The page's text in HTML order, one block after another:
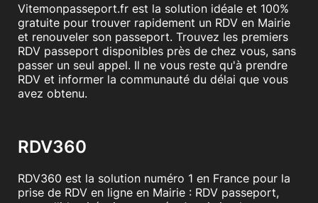
Vitemonpasseport.fr est la solution idéale et 100%
gratuite pour trouver rapidement un RDV en Mairie
et renouveler son passeport. Trouvez les premiers
RDV passeport disponibles près de chez vous, sans
passer un seul appel. Il ne vous reste qu'à prendre
RDV et informer la communauté du délai que vous
avez obtenu.
RDV360
RDV360 est la solution numéro 1 en France pour la
prise de RDV en ligne en Mairie : RDV passeport,